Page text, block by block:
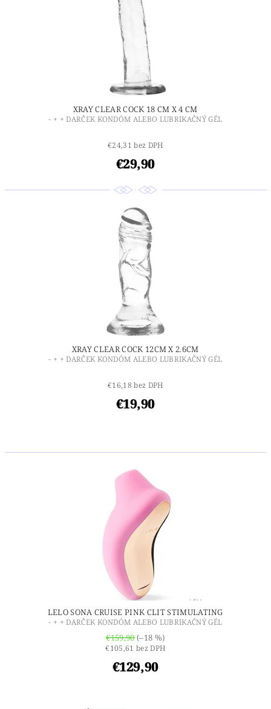
XRAY CLEAR COCK 18 CM X 4 CM
- + + DARČEK KONDÓM ALEBO LUBRIKAČNÝ GÉL
€24,31 bez DPH
€29,90
XRAY CLEAR COCK 12CM X 2.6CM
- + + DARČEK KONDÓM ALEBO LUBRIKAČNÝ GÉL
€16,18 bez DPH
€19,90
LELO SONA CRUISE PINK CLIT STIMULATING
- + + DARČEK KONDÓM ALEBO LUBRIKAČNÝ GÉL
€159,90(–18 %)
€105,61 bez DPH
€129,90